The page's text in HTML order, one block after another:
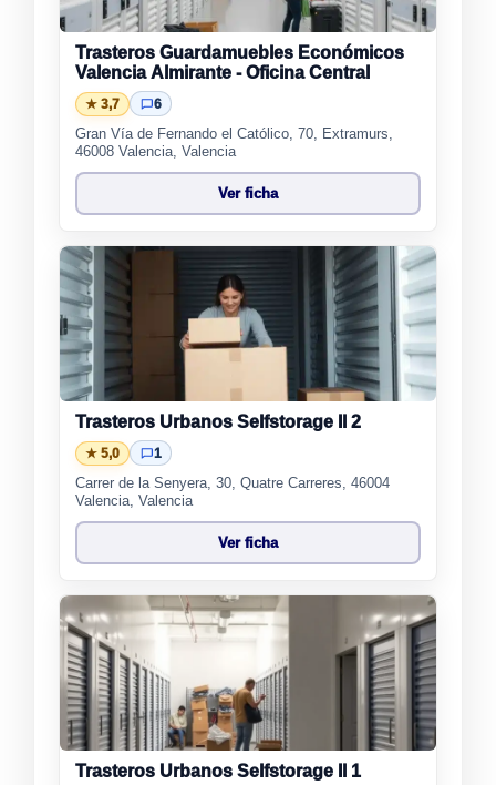
Trasteros Guardamuebles Económicos
Valencia Almirante - Oficina Central
★ 3,7
6
Gran Vía de Fernando el Católico, 70, Extramurs,
46008 Valencia, Valencia
Ver ficha
Trasteros Urbanos Selfstorage Il 2
★ 5,0
1
Carrer de la Senyera, 30, Quatre Carreres, 46004
Valencia, Valencia
Ver ficha
Trasteros Urbanos Selfstorage Il 1